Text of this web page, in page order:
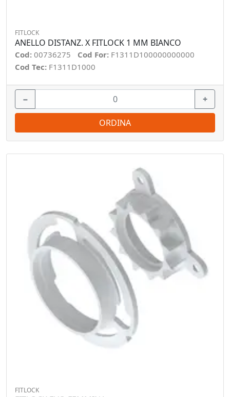
FITLOCK
ANELLO DISTANZ. X FITLOCK 1 MM BIANCO
Cod: 00736275 Cod For: F1311D100000000000
Cod Tec: F1311D1000
− +
ORDINA
FITLOCK